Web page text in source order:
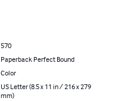
570
Paperback Perfect Bound
Color
US Letter (8.5 x 11 in / 216 x 279
mm)